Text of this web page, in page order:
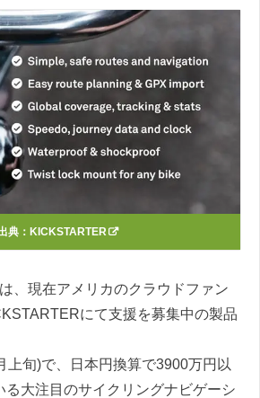
典： KICKSTARTER
、現在アメリカのクラウドファン
にて支援を募集中の製品
上旬)で、日本円換算で3900万円以
る大注目のサイクリングナビゲーシ